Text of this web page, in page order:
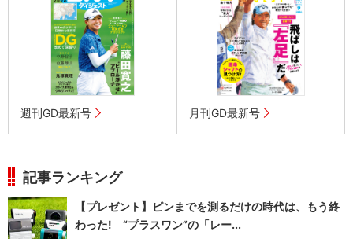
週刊GD最新号 月刊GD最新号
記事ランキング
【プレゼント】ピンまでを測るだけの時代は、もう終
わった! “プラスワン”の「レー...